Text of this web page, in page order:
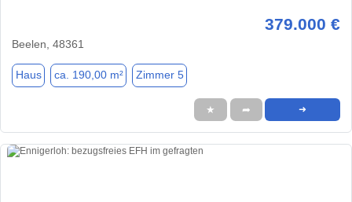
379.000 €
Beelen, 48361
Haus ca. 190,00 m² Zimmer 5
★ ➦ ➜